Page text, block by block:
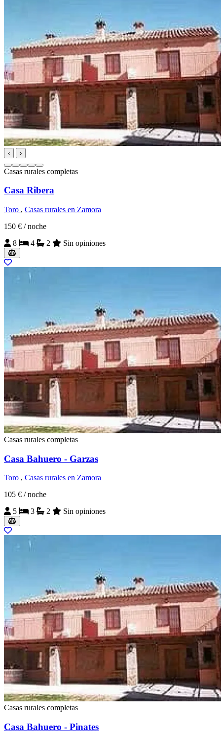
‹ ›
Casas rurales completas
Casa Ribera
Toro , Casas rurales en Zamora
150 € / noche
8
4 2 Sin opiniones
Casas rurales completas
Casa Bahuero - Garzas
Toro , Casas rurales en Zamora
105 € / noche
5
3 2 Sin opiniones
Casas rurales completas
Casa Bahuero - Pinates